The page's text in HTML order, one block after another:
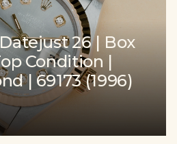
26 | Box
Condition |
| 69173 (1996)